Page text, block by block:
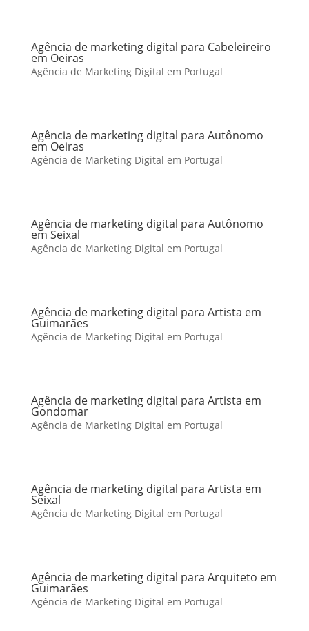
Agência de marketing digital para Cabeleireiro
em Oeiras
Agência de Marketing Digital em Portugal
Agência de marketing digital para Autônomo
em Oeiras
Agência de Marketing Digital em Portugal
Agência de marketing digital para Autônomo
em Seixal
Agência de Marketing Digital em Portugal
Agência de marketing digital para Artista em
Guimarães
Agência de Marketing Digital em Portugal
Agência de marketing digital para Artista em
Gondomar
Agência de Marketing Digital em Portugal
Agência de marketing digital para Artista em
Seixal
Agência de Marketing Digital em Portugal
Agência de marketing digital para Arquiteto em
Guimarães
Agência de Marketing Digital em Portugal